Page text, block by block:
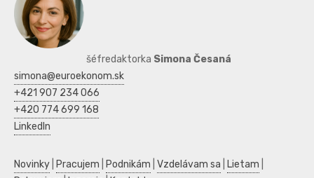
šéfredaktorka Simona Česaná
simona@euroekonom.sk
+421 907 234 066
+420 774 699 168
LinkedIn
Novinky Pracujem Podnikám Vzdelávam sa Lietam